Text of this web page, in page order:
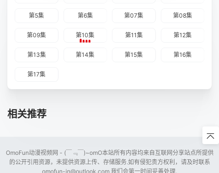
第5集 第6集 第07集 第08集
第09集 第10集 第11集 第12集
第13集 第14集 第15集 第16集
第17集
相关推荐
OmoFun动漫视频网 - (￣﹃￣)~omO本站所有内容均来自互联网分享站点所提供
的公开引用资源，未提供资源上传、存储服务.如有侵犯贵方权利，请及时联系
omofun-in@outlook.com 我们会第一时间妥善处理.